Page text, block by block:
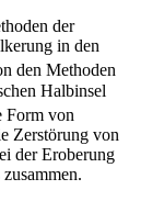
der
in den
den Methoden
Halbinsel
Form von
Zerstörung von
der Eroberung